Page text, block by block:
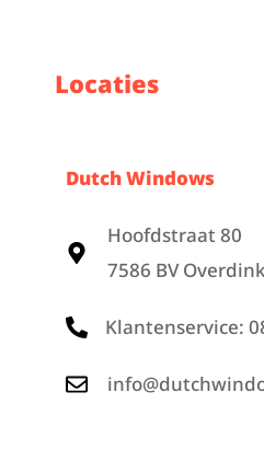
Locaties
Dutch Windows
Hoofdstraat 80
7586 BV
Klantenservice: